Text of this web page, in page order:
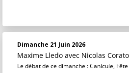
Dimanche 21 Juin 2026
Maxime Lledo avec Nicolas
Le débat de ce dimanche : Canicule,